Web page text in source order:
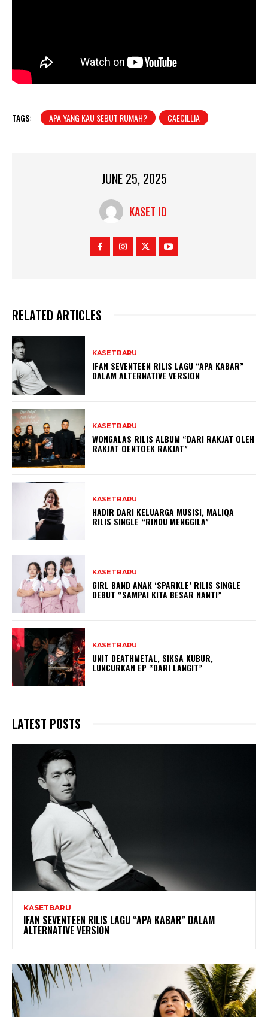
TAGS: APA YANG KAU SEBUT RUMAH? CAECILLIA
JUNE 25, 2025
KASET ID
RELATED ARTICLES
KASETBARU
IFAN SEVENTEEN RILIS LAGU “APA KABAR”
DALAM ALTERNATIVE VERSION
KASETBARU
WONGALAS RILIS ALBUM “DARI RAKJAT OLEH
RAKJAT OENTOEK RAKJAT”
KASETBARU
HADIR DARI KELUARGA MUSISI, MALIQA
RILIS SINGLE “RINDU MENGGILA”
KASETBARU
GIRL BAND ANAK ‘SPARKLE’ RILIS SINGLE
DEBUT “SAMPAI KITA BESAR NANTI”
KASETBARU
UNIT DEATHMETAL, SIKSA KUBUR,
LUNCURKAN EP “DARI LANGIT”
LATEST POSTS
KASETBARU
IFAN SEVENTEEN RILIS LAGU “APA KABAR” DALAM
ALTERNATIVE VERSION